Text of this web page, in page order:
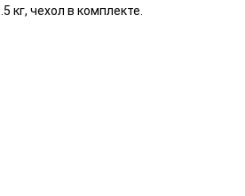
кг, чехол в комплекте.